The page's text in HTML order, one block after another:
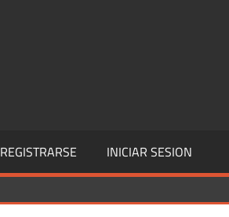
REGISTRARSE INICIAR SESION